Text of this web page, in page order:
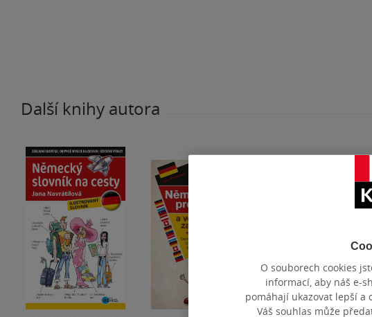
Další knihy autora
O souborech cookies
informací, aby náš e-
pomáhají ukazovat lepší a
Váš souhlas může